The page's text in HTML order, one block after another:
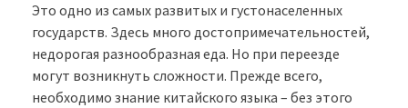
Это одно из самых развитых и густонаселенных
государств. Здесь много достопримечательностей,
недорогая разнообразная еда. Но при переезде
могут возникнуть сложности. Прежде всего,
необходимо знание китайского языка – без этого